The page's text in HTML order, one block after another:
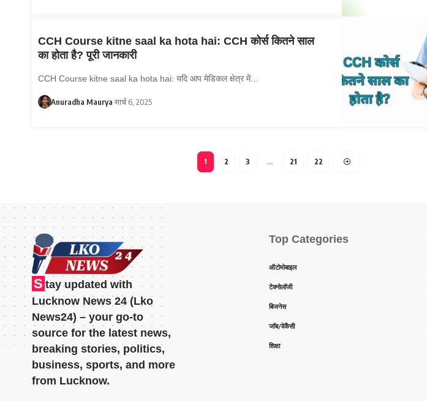
CCH Course kitne saal ka hota hai: CCH कोर्स कितने साल
का होता है? पूरी जानकारी
CCH Course kitne saal ka hota hai: यदि आप मेडिकल क्षेत्र में…
Anuradha Maurya मार्च 6, 2025
1 2 3 … 21 22
S tay updated with
Lucknow News 24 (Lko
News24) – your go-to
source for the latest news,
breaking stories, politics,
business, sports, and more
from Lucknow.
Top Categories
ऑटोमोबाइल
टेक्नोलॉजी
बिजनेस
जॉब/वेकैंसी
शिक्षा